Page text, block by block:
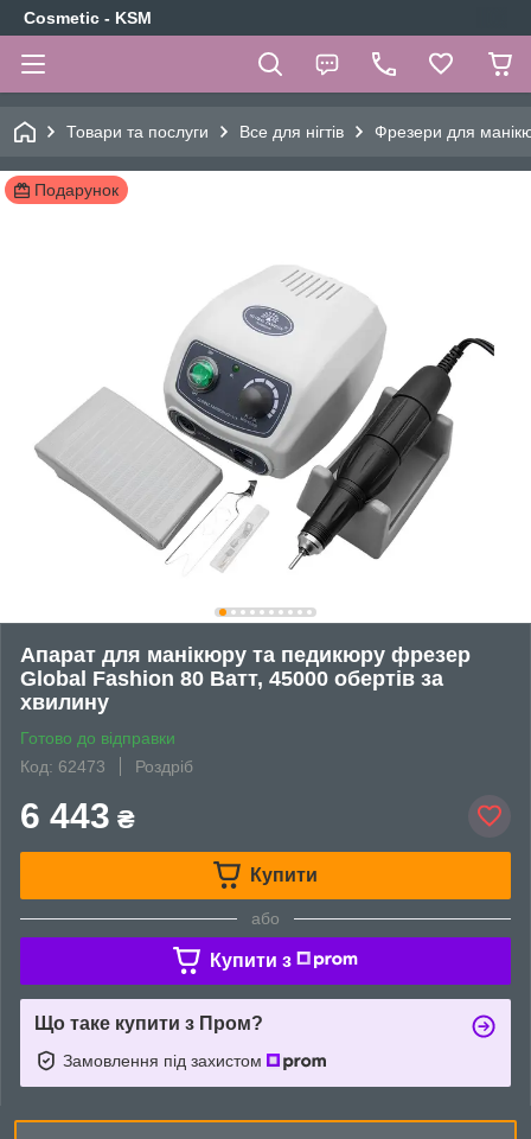
Cosmetic - KSM
Товари та послуги Все для нігтів Фрезери для
Подарунок
Апарат для манікюру та педикюру фрезер
Global Fashion 80 Ватт, 45000 обертів за
хвилину
Готово до відправки
Код: 62473
Роздріб
6 443 ₴
Купити
або
Купити з
Що таке купити з Пром?
Замовлення під захистом